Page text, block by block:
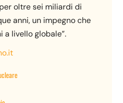
oltre sei miliardi di
anni, un impegno che
a livello globale”.